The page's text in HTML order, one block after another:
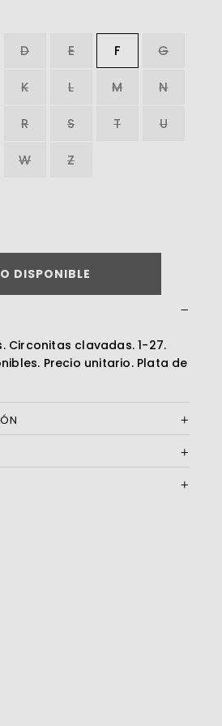
D E F G
K L M N
R S T U
W Z
DISPONIBLE
Circonitas clavadas. 1-27.
Precio unitario. Plata de